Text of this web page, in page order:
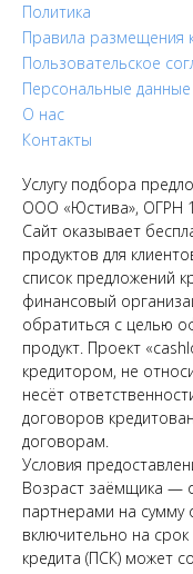
Политика
Правила размещения
Пользовательское
Персональные
О нас
Контакты
Услугу подбора
ООО «Юстива», ОГРН
Сайт оказывает
продуктов для
список предложений
финансовый
обратиться с целью
продукт. Проект
кредитором, не
несёт
договоров
договорам.
Условия
Возраст заёмщика —
партнерами на сумму
включительно на
кредита (ПСК) может